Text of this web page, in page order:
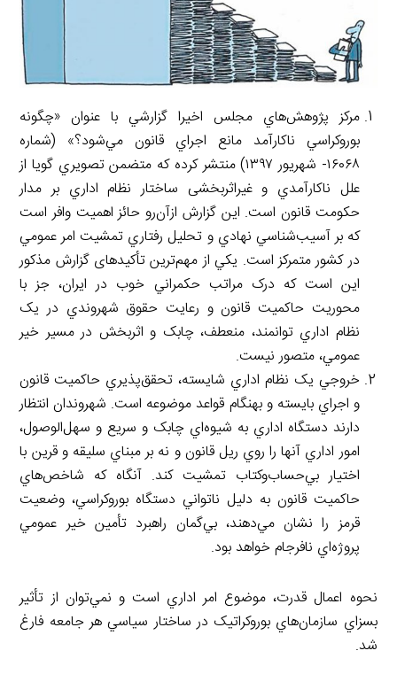
ka
m
مرکز پژوهش‌هاي مجلس اخيرا گزارشي با عنوان «چگونه
بوروكراسي ناكارآمد مانع اجراي قانون مي‌شود؟» (شماره
۱۶۰۶۸- شهريور ۱۳۹۷) منتشر کرده که متضمن تصويري گويا از
علل ناكارآمدي و غیراثربخشی ساختار نظام اداري بر مدار
حکومت قانون است. اين گزارش ازآن‌رو حائز اهميت وافر است
که بر آسيب‌شناسي نهادي و تحليل رفتاري تمشيت امر عمومي
در کشور متمرکز است. يكي از مهم‌ترين تأكيدهای گزارش مذكور
اين است كه درک مراتب حکمراني خوب در ايران، جز با
محوريت حاكميت قانون و رعايت حقوق شهروندي در يک
نظام اداري توانمند، منعطف، چابک و اثربخش در مسير خير
عمومي، متصور نيست.
خروجي يک نظام اداري شايسته، تحقق‌پذيري حاكميت قانون
و اجراي بايسته و بهنگام قواعد موضوعه است. شهروندان انتظار
دارند دستگاه اداري به شيوه‌اي چابک و سريع و سهل‌الوصول،
امور اداري آنها را روي ريل قانون و نه بر مبناي سليقه و قرين با
اختيار بي‌حساب‌وکتاب تمشيت کند. آنگاه که شاخص‌هاي
حاكميت قانون به دليل ناتواني دستگاه بوروكراسي، وضعيت
قرمز را نشان مي‌دهند، بي‌گمان راهبرد تأمين خير عمومي
پروژه‌اي نافرجام خواهد بود.
نحوه اعمال قدرت، موضوع امر اداري است و نمي‌توان از تأثير
بسزاي سازمان‌هاي بوروکراتيک در ساختار سياسي هر جامعه فارغ
شد.